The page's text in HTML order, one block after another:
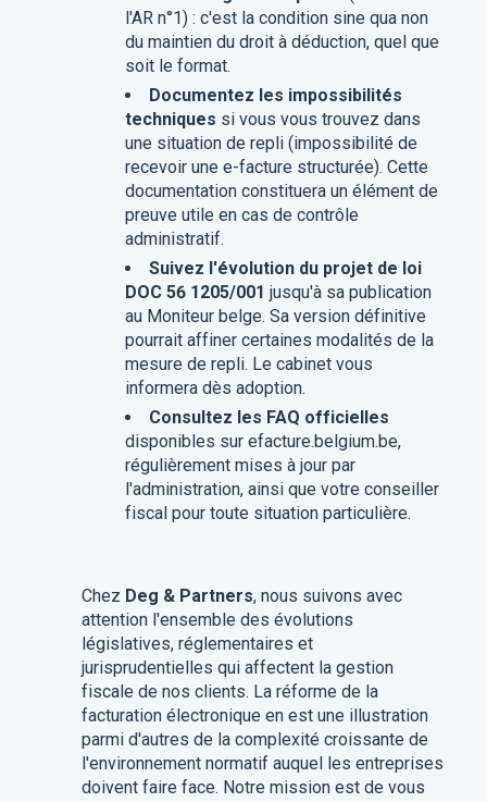
l'AR n°1) : c'est la condition sine qua non
du maintien du droit à déduction, quel que
soit le format.
Documentez les impossibilités
techniques si vous vous trouvez dans
une situation de repli (impossibilité de
recevoir une e-facture structurée). Cette
documentation constituera un élément de
preuve utile en cas de contrôle
administratif.
Suivez l'évolution du projet de loi
DOC 56 1205/001 jusqu'à sa publication
au Moniteur belge. Sa version définitive
pourrait affiner certaines modalités de la
mesure de repli. Le cabinet vous
informera dès adoption.
Consultez les FAQ officielles
disponibles sur efacture.belgium.be,
régulièrement mises à jour par
l'administration, ainsi que votre conseiller
fiscal pour toute situation particulière.
Chez Deg & Partners, nous suivons avec
attention l'ensemble des évolutions
législatives, réglementaires et
jurisprudentielles qui affectent la gestion
fiscale de nos clients. La réforme de la
facturation électronique en est une illustration
parmi d'autres de la complexité croissante de
l'environnement normatif auquel les entreprises
doivent faire face. Notre mission est de vous